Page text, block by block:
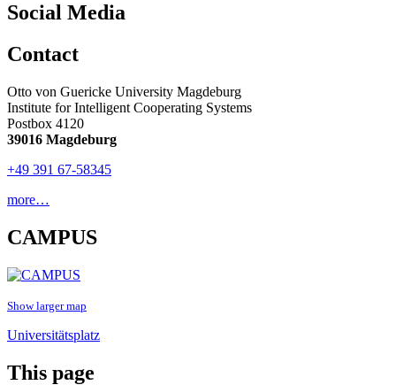
Social Media
Contact
Otto von Guericke University Magdeburg
Institute for Intelligent Cooperating Systems
Postbox 4120
39016 Magdeburg
+49 391 67-58345
more…
CAMPUS
Show larger map
Universitätsplatz
This page